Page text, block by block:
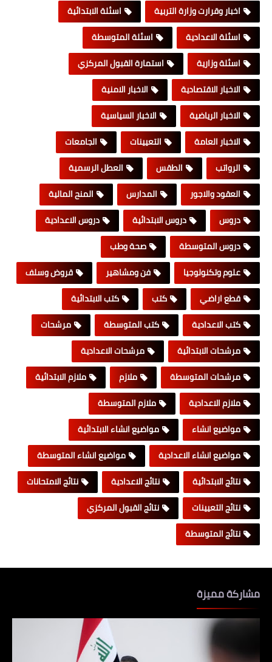
اخبار وقرارت وزارة التربية
اسئلة الابتدائية
اسئلة الاعدادية
اسئلة المتوسطة
اسئلة وزارية
استمارة القبول المركزي
الاخبار الاقتصادية
الاخبار الامنية
الاخبار الرياضية
الاخبار السياسية
الاخبار العامة
التعيينات
الجامعات
الرواتب
الطقس
العطل الرسمية
العقود والاجور
المدارس
المنح المالية
دروس
دروس الابتدائية
دروس الاعدادية
دروس المتوسطة
صحة وطب
علوم وتكنولوجيا
فن ومشاهير
قروض وسلف
قطع اراضي
كتب
كتب الابتدائية
كتب الاعدادية
كتب المتوسطة
مرشحات
مرشحات الابتدائية
مرشحات الاعدادية
مرشحات المتوسطة
ملازم
ملازم الابتدائية
ملازم الاعدادية
ملازم المتوسطة
مواضيع انشاء
مواضيع انشاء الابتدائية
مواضيع انشاء الاعدادية
مواضيع انشاء المتوسطة
نتائج الابتدائية
نتائج الاعدادية
نتائج الامتحانات
نتائج التعيينات
نتائج القبول المركزي
نتائج المتوسطة
مشاركة مميزة